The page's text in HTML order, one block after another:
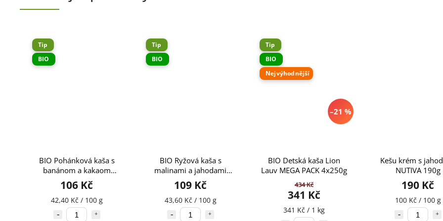
Tip
BIO
BIO Pohánková kaša s
banánom a kakaom
BONITAS 250g
106 Kč
42,40 Kč / 100 g
Tip
BIO
BIO Ryžová kaša s
malinami a jahodami
BONITAS 250g
109 Kč
43,60 Kč / 100 g
Tip
BIO
Nejvýhodnější
–21 %
BIO Detská kaša Lion
Lauv MEGA PACK 4x250g
434 Kč
341 Kč
341 Kč / 1 kg
Kešu krém s
NUTIVA 190g
190 Kč
100 Kč / 100 g